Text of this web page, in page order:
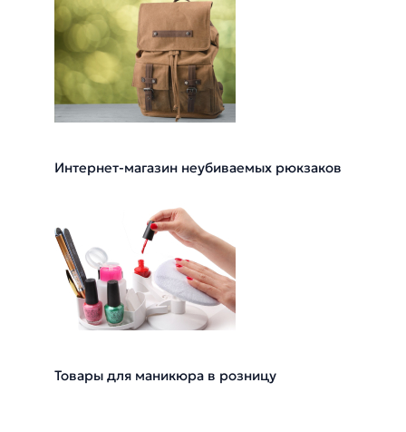
Интернет-магазин неубиваемых рюкзаков
Товары для маникюра в розницу